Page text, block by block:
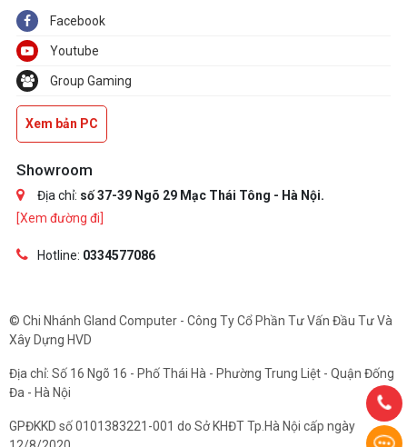
Facebook
Youtube
Group Gaming
Xem bản PC
Showroom
Địa chỉ: số 37-39 Ngõ 29 Mạc Thái Tông - Hà Nội.
[Xem đường đi]
Hotline: 0334577086
© Chi Nhánh Gland Computer - Công Ty Cổ Phần Tư Vấn Đầu Tư Và
Xây Dựng HVD
Địa chỉ: Số 16 Ngõ 16 - Phố Thái Hà - Phường Trung Liệt - Quận Đống
Đa - Hà Nội
GPĐKKD số 0101383221-001 do Sở KHĐT Tp.Hà Nội cấp ngày